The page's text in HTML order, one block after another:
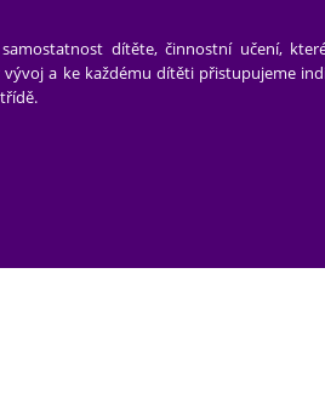
dítěte, činnostní učení,
a ke každému dítěti přistupujeme